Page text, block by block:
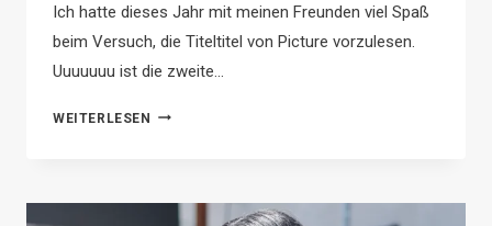
Ich hatte dieses Jahr mit meinen Freunden viel Spaß
beim Versuch, die Titeltitel von Picture vorzulesen.
Uuuuuuu ist die zweite…
WEITERLESEN UUUUUUU